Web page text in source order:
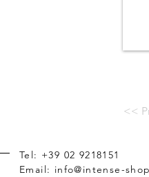
<<
Tel: +39 02 9218151
Email: info@intense-